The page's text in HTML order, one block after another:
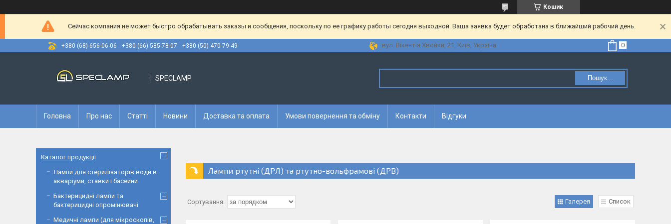
Кошик
Сейчас компания не может быстро обрабатывать заказы и сообщения, поскольку по ее графику работы сегодня выходной. Ваша заявка будет обработана в ближайший рабочий день.
+380 (68) 656-06-06 +380 (66) 585-78-07 +380 (50) 470-79-49 вул. Вікентія Хвойки, 21, Київ, Україна
SPECLAMP Пошук...
Головна Про нас Статті Новини Доставка та оплата Умови повернення та обміну Контакти Відгуки
Лампи ртутні (ДРЛ) та ртутно-вольфрамові (ДРВ)
Галерея Список
Каталог продукції
Лампи для стерилізаторів води в
акваріуми, ставки і басейни
Бактерицидні лампи та
бактерицидні опромінювачі
Медичні лампи (для мікроскопів,